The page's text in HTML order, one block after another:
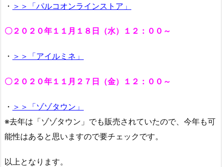
・ ＞＞「パルコオンラインストア」
〇２０２０年１１月１８日（水）１２：００～
・ ＞＞「アイルミネ」
〇２０２０年１１月２７日（金）１２：００～
・ ＞＞「ゾゾタウン」
※去年は「ゾゾタウン」でも販売されていたので、今年も可
能性はあると思いますので要チェックです。
以上となります。